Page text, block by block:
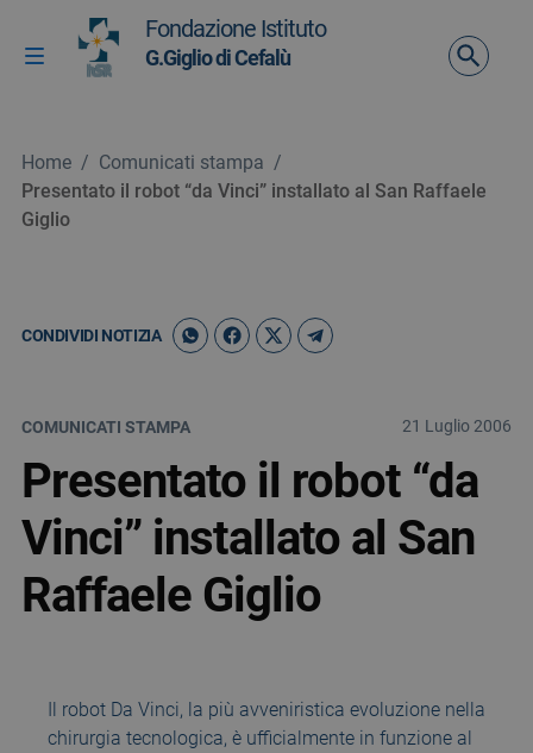
Vai ai contenuti
Vai al menu di navigazione
Vai al footer
Attiva / disattiva la navigazione
Fondazione Istituto
G.Giglio di Cefalù
Home / Comunicati stampa /
Presentato il robot “da Vinci” installato al San Raffaele
Giglio
CONDIVIDI NOTIZIA
COMUNICATI STAMPA 21 Luglio 2006
Presentato il robot “da
Vinci” installato al San
Raffaele Giglio
Il robot Da Vinci, la più avveniristica evoluzione nella
chirurgia tecnologica, è ufficialmente in funzione al